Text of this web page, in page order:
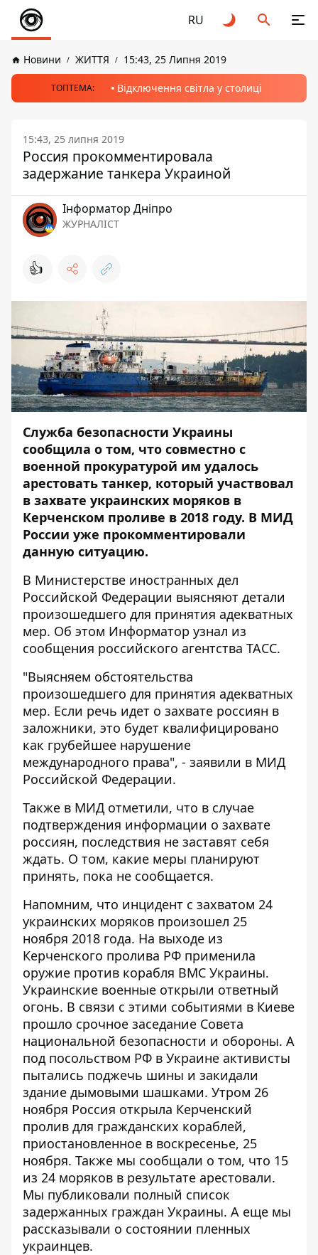
RU
Новини ЖИТТЯ 15:43, 25 Липня 2019
ТОПТЕМА: Відключення світла у столиці
15:43, 25 липня 2019
Россия прокомментировала
задержание танкера Украиной
Інформатор Дніпро
ЖУРНАЛІСТ
👍
Служба безопасности Украины
сообщила о том, что совместно с
военной прокуратурой им удалось
арестовать танкер, который участвовал
в захвате украинских моряков в
Керченском проливе в 2018 году. В МИД
России уже прокомментировали
данную ситуацию.
В Министерстве иностранных дел
Российской Федерации выясняют детали
произошедшего для принятия адекватных
мер. Об этом Информатор узнал из
сообщения российского агентства ТАСС.
"Выясняем обстоятельства
произошедшего для принятия адекватных
мер. Если речь идет о захвате россиян в
заложники, это будет квалифицировано
как грубейшее нарушение
международного права", - заявили в МИД
Российской Федерации.
Также в МИД отметили, что в случае
подтверждения информации о захвате
россиян, последствия не заставят себя
ждать. О том, какие меры планируют
принять, пока не сообщается.
Напомним, что инцидент с захватом 24
украинских моряков произошел 25
ноября 2018 года. На выходе из
Керченского пролива РФ применила
оружие против корабля ВМС Украины.
Украинские военные открыли ответный
огонь. В связи с этими событиями в Киеве
прошло срочное заседание Совета
национальной безопасности и обороны. А
под посольством РФ в Украине активисты
пытались поджечь шины и закидали
здание дымовыми шашками. Утром 26
ноября Россия открыла Керченский
пролив для гражданских кораблей,
приостановленное в воскресенье, 25
ноября. Также мы сообщали о том, что 15
из 24 моряков в результате арестовали.
Мы публиковали полный список
задержанных граждан Украины. А еще мы
рассказывали о состоянии пленных
украинцев.